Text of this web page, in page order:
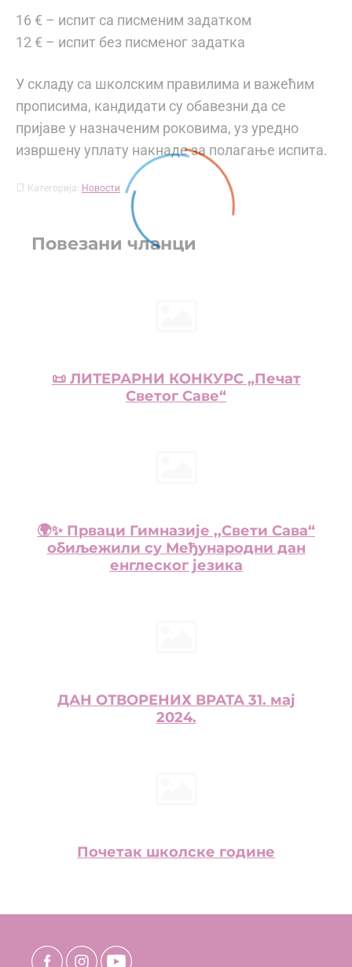
16 € – испит са писменим задатком
12 € – испит без писменог задатка
У складу са школским правилима и важећим
прописима, кандидати су обавезни да се
пријаве у назначеним роковима, уз уредно
извршену уплату накнаде за полагање испита.
Категорија: Новости
Повезани чланци
📜 ЛИТЕРАРНИ КОНКУРС „Печат
Светог Саве“
🌍✨ Прваци Гимназије ,,Свети Сава“
обиљежили су Међународни дан
енглеског језика
ДАН ОТВОРЕНИХ ВРАТА 31. мај
2024.
Почетак школске године